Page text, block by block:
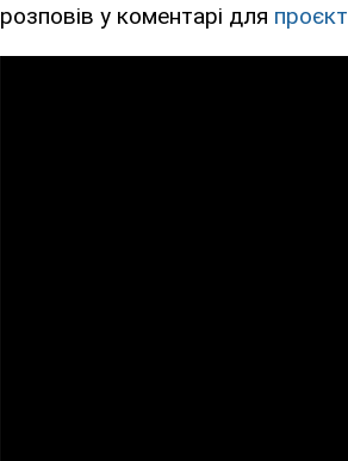
розповів у коментарі для